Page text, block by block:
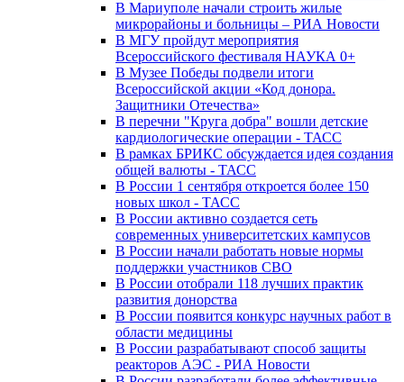
В Мариуполе начали строить жилые
микрорайоны и больницы – РИА Новости
В МГУ пройдут мероприятия
Всероссийского фестиваля НАУКА 0+
В Музее Победы подвели итоги
Всероссийской акции «Код донора.
Защитники Отечества»
В перечни "Круга добра" вошли детские
кардиологические операции - ТАСС
В рамках БРИКС обсуждается идея создания
общей валюты - ТАСС
В России 1 сентября откроется более 150
новых школ - ТАСС
В России активно создается сеть
современных университетских кампусов
В России начали работать новые нормы
поддержки участников СВО
В России отобрали 118 лучших практик
развития донорства
В России появится конкурс научных работ в
области медицины
В России разрабатывают способ защиты
реакторов АЭС - РИА Новости